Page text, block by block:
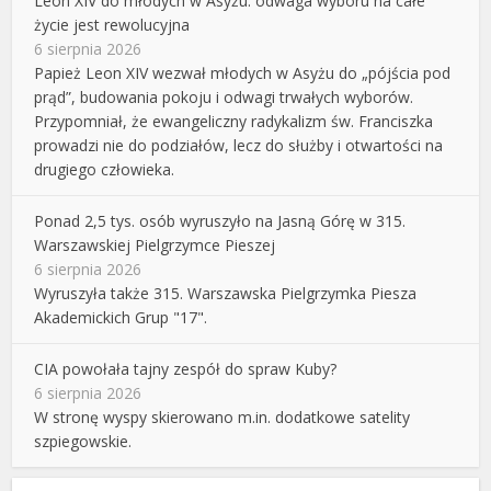
życie jest rewolucyjna
6 sierpnia 2026
Papież Leon XIV wezwał młodych w Asyżu do „pójścia pod
prąd”, budowania pokoju i odwagi trwałych wyborów.
Przypomniał, że ewangeliczny radykalizm św. Franciszka
prowadzi nie do podziałów, lecz do służby i otwartości na
drugiego człowieka.
Ponad 2,5 tys. osób wyruszyło na Jasną Górę w 315.
Warszawskiej Pielgrzymce Pieszej
6 sierpnia 2026
Wyruszyła także 315. Warszawska Pielgrzymka Piesza
Akademickich Grup "17".
CIA powołała tajny zespół do spraw Kuby?
6 sierpnia 2026
W stronę wyspy skierowano m.in. dodatkowe satelity
szpiegowskie.